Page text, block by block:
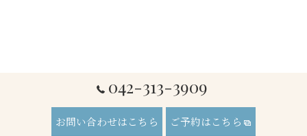
042-313-3909
お問い合わせはこちら ご予約はこちら